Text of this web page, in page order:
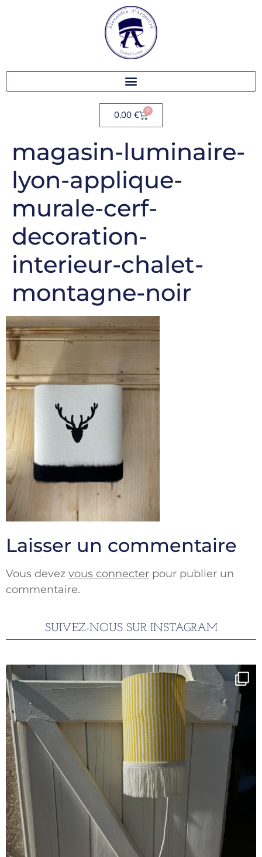
0,00 € 0
magasin-luminaire-
lyon-applique-
murale-cerf-
decoration-
interieur-chalet-
montagne-noir
Laisser un commentaire
Vous devez vous connecter pour publier un
commentaire.
SUIVEZ-NOUS SUR INSTAGRAM